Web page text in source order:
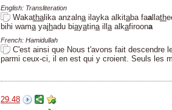
English: Transliteration
Wakathalika anzalnailayka alkitaba faallath
bihi wamayaj hadu biayatinaill aalkafiroona
French: Hamidullah
C'est ainsi que Nous t'avons fait descendre
parmi ceux-ci, il en est qui y croient. Seuls les
29.48